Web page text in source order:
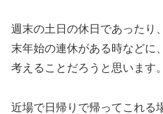
週末の土日の休日であったり
末年始の連休がある時などに
考えることだろうと思います。
近場で日帰りで帰ってこれる